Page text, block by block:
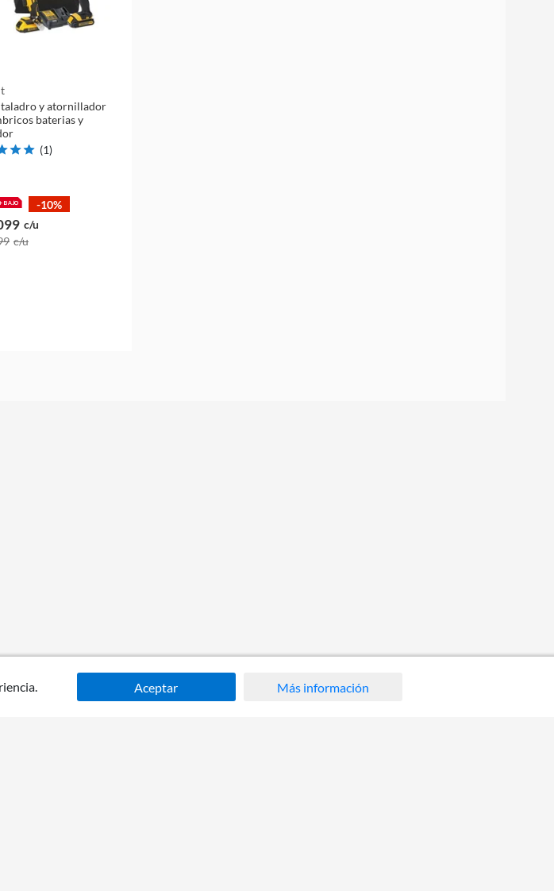
y atornillador
baterias y
(1)
-10%
c/u
c/u
Aceptar Más información